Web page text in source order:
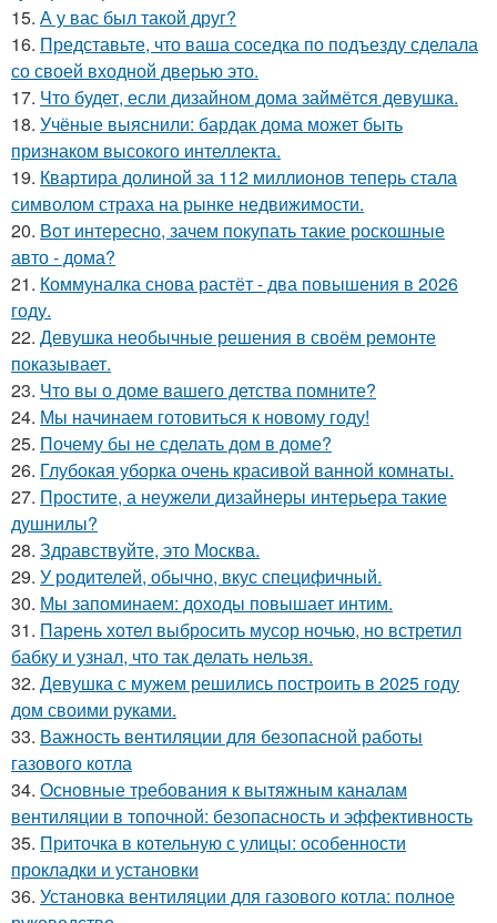
15. А у вас был такой друг?
16. Представьте, что ваша соседка по подъезду сделала
со своей входной дверью это.
17. Что будет, если дизайном дома займётся девушка.
18. Учёные выяснили: бардак дома может быть
признаком высокого интеллекта.
19. Квартира долиной за 112 миллионов теперь стала
символом страха на рынке недвижимости.
20. Вот интересно, зачем покупать такие роскошные
авто - дома?
21. Коммуналка снова растёт - два повышения в 2026
году.
22. Девушка необычные решения в своём ремонте
показывает.
23. Что вы о доме вашего детства помните?
24. Мы начинаем готовиться к новому году!
25. Почему бы не сделать дом в доме?
26. Глубокая уборка очень красивой ванной комнаты.
27. Простите, а неужели дизайнеры интерьера такие
душнилы?
28. Здравствуйте, это Москва.
29. У родителей, обычно, вкус специфичный.
30. Мы запоминаем: доходы повышает интим.
31. Парень хотел выбросить мусор ночью, но встретил
бабку и узнал, что так делать нельзя.
32. Девушка с мужем решились построить в 2025 году
дом своими руками.
33. Важность вентиляции для безопасной работы
газового котла
34. Основные требования к вытяжным каналам
вентиляции в топочной: безопасность и эффективность
35. Приточка в котельную с улицы: особенности
прокладки и установки
36. Установка вентиляции для газового котла: полное